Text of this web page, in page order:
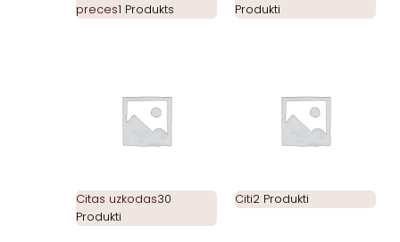
preces1 Produkts
Produkti
Citas uzkodas30
Produkti
Citi2 Produkti